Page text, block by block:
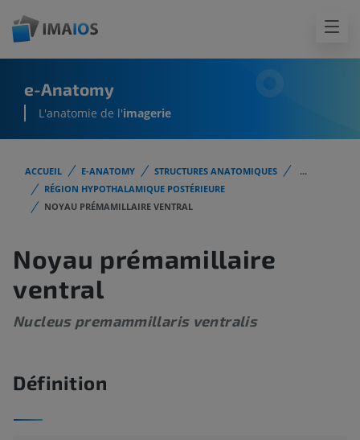
e-Anatomy
L'anatomie de l'imagerie
ACCUEIL E-ANATOMY STRUCTURES ANATOMIQUES
...
RÉGION HYPOTHALAMIQUE POSTÉRIEURE
NOYAU PRÉMAMILLAIRE VENTRAL
Noyau prémamillaire
ventral
Nucleus premammillaris ventralis
Définition